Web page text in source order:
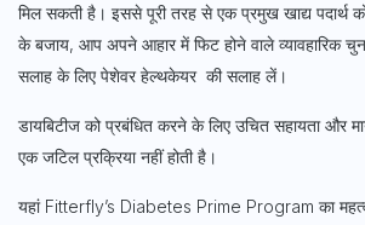
मिल सकती है। इससे पूरी तरह से एक प्रमुख खाद्य पदार्थ
के बजाय, आप अपने आहार में फिट होने वाले व्यावहारिक
सलाह के लिए पेशेवरहेल्थकेयर की सलाह लें।
डायबिटीज को प्रबंधित करने के लिए उचित सहायता और
एक जटिल प्रक्रिया नहीं होती है।
यहां Fitterfly’s Diabetes Prime Program का